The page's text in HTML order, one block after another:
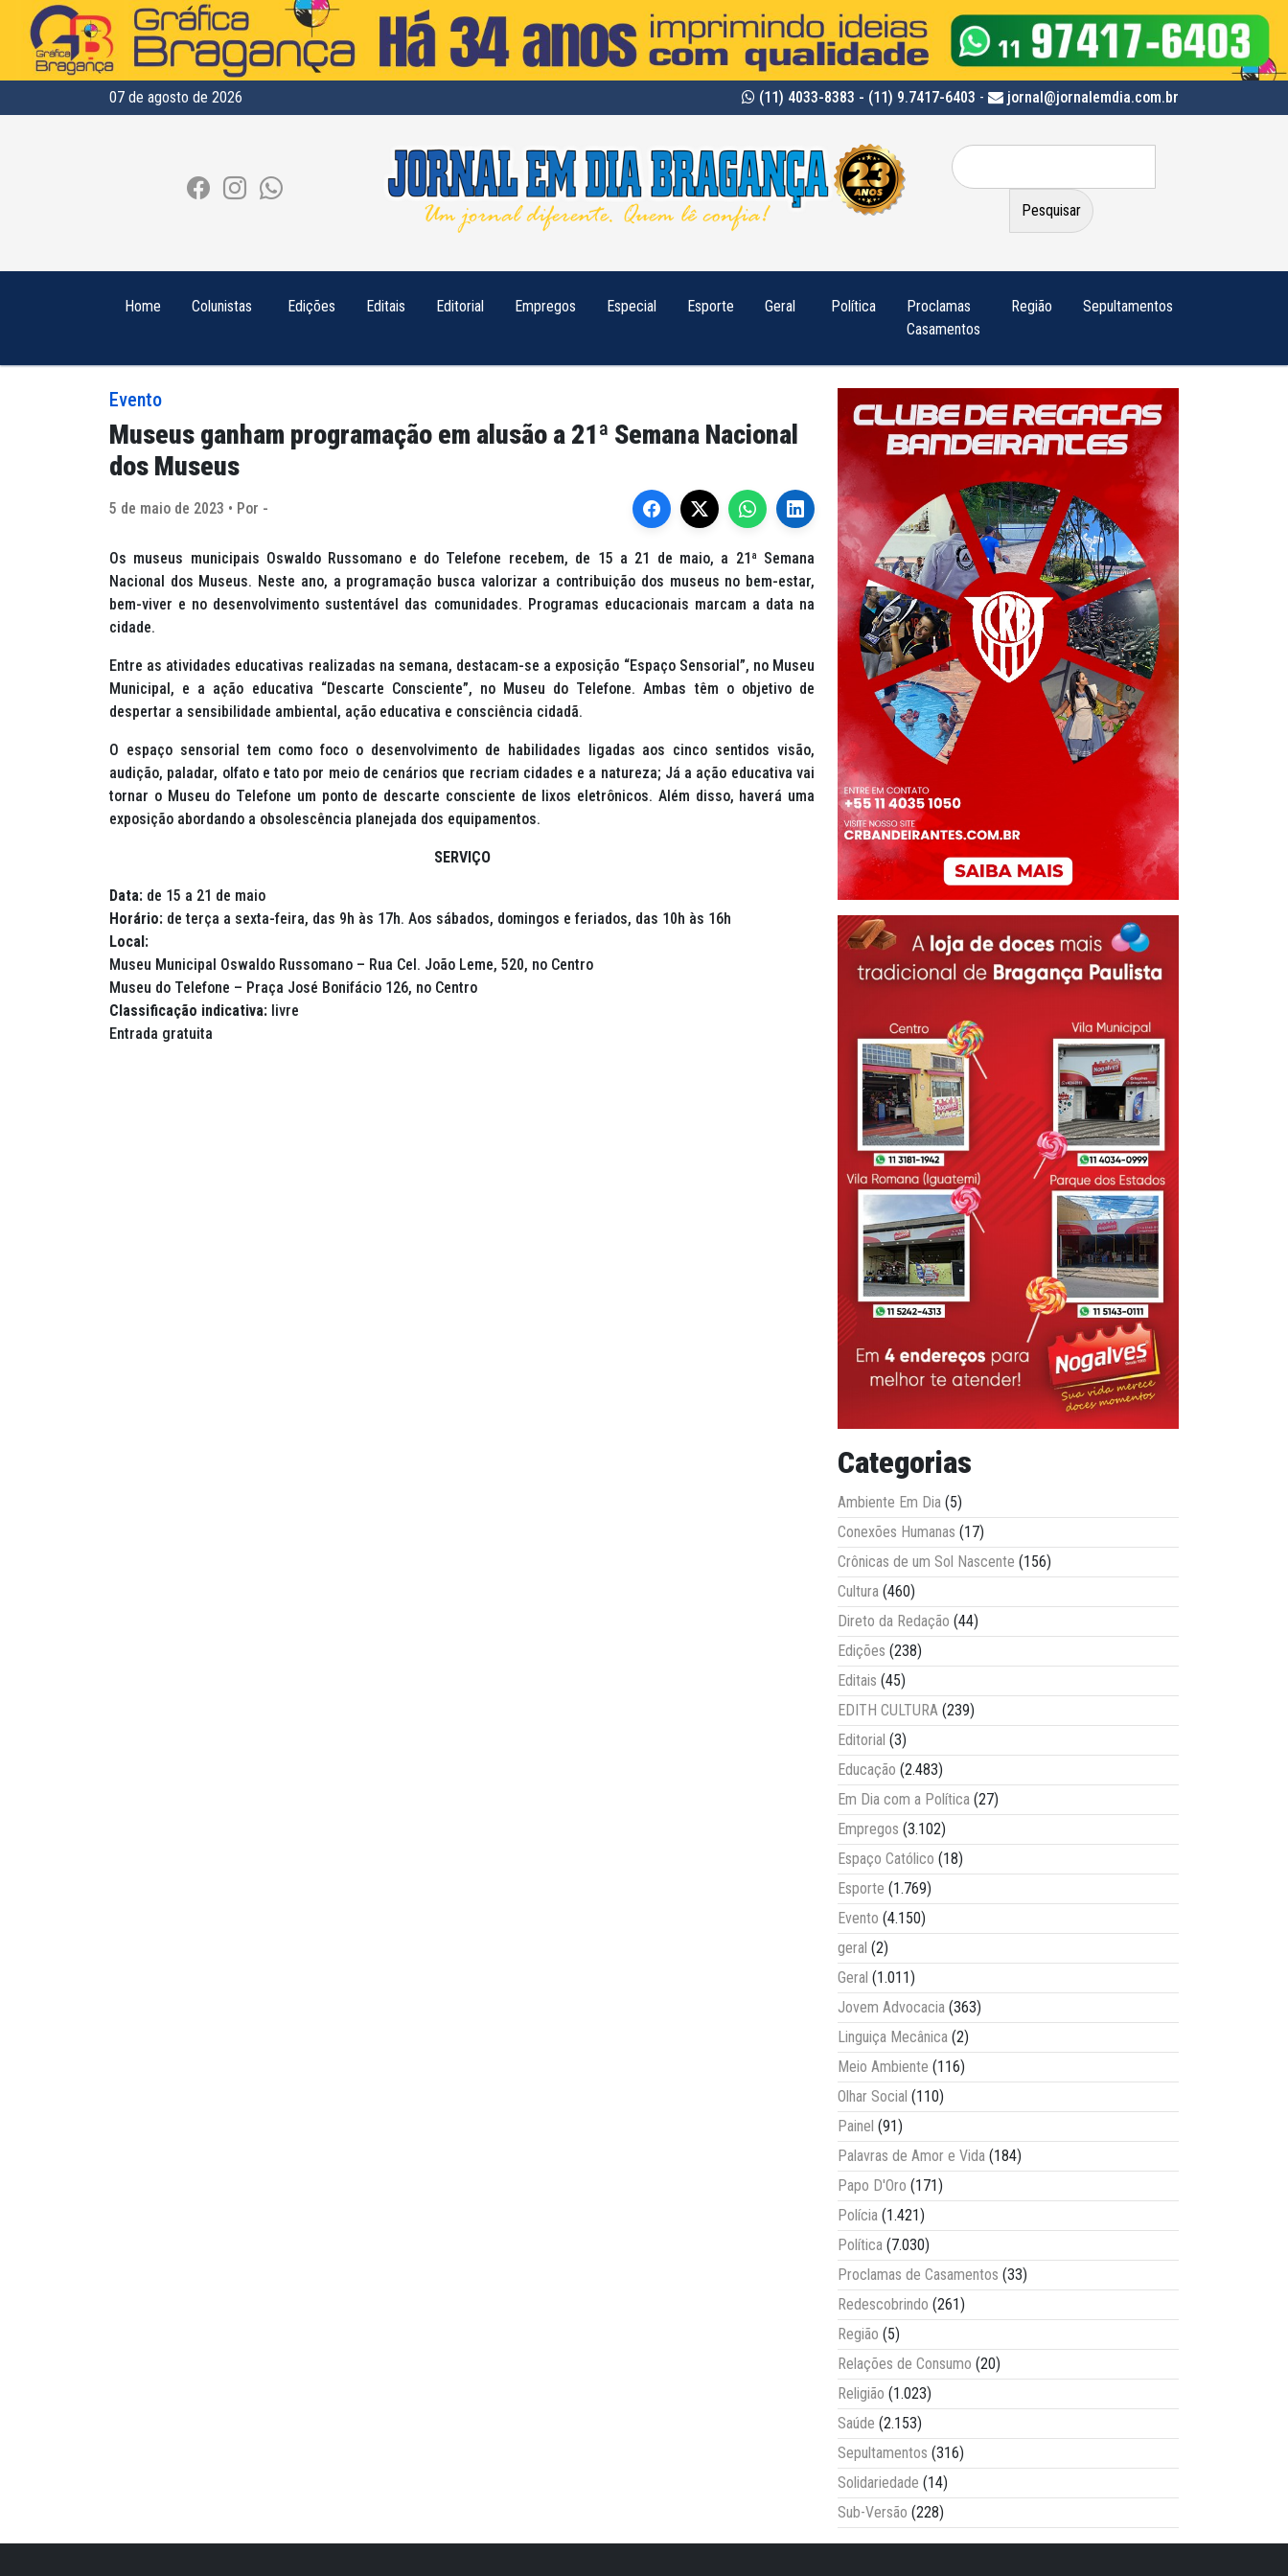
07 de agosto de 2026 (11) 4033-8383 - (11) 9.7417-6403 - jornal@jornalemdia.com.br
Pesquisar
por:
Home Colunistas Edições Editais Editorial Empregos Especial Esporte Geral Política
Proclamas
Casamentos
Região Sepultamentos
Evento
Museus ganham programação em alusão a 21ª Semana Nacional
dos Museus
5 de maio de 2023 • Por -
Os museus municipais Oswaldo Russomano e do Telefone recebem, de 15 a 21 de maio, a 21ª Semana
Nacional dos Museus. Neste ano, a programação busca valorizar a contribuição dos museus no bem-estar,
bem-viver e no desenvolvimento sustentável das comunidades. Programas educacionais marcam a data na
cidade.
Entre as atividades educativas realizadas na semana, destacam-se a exposição “Espaço Sensorial”, no Museu
Municipal, e a ação educativa “Descarte Consciente”, no Museu do Telefone. Ambas têm o objetivo de
despertar a sensibilidade ambiental, ação educativa e consciência cidadã.
O espaço sensorial tem como foco o desenvolvimento de habilidades ligadas aos cinco sentidos visão,
audição, paladar, olfato e tato por meio de cenários que recriam cidades e a natureza; Já a ação educativa vai
tornar o Museu do Telefone um ponto de descarte consciente de lixos eletrônicos. Além disso, haverá uma
exposição abordando a obsolescência planejada dos equipamentos.
SERVIÇO
Data: de 15 a 21 de maio
Horário: de terça a sexta-feira, das 9h às 17h. Aos sábados, domingos e feriados, das 10h às 16h
Local:
Museu Municipal Oswaldo Russomano – Rua Cel. João Leme, 520, no Centro
Museu do Telefone – Praça José Bonifácio 126, no Centro
Classificação indicativa: livre
Entrada gratuita
Categorias
Ambiente Em Dia (5)
Conexões Humanas (17)
Crônicas de um Sol Nascente (156)
Cultura (460)
Direto da Redação (44)
Edições (238)
Editais (45)
EDITH CULTURA (239)
Editorial (3)
Educação (2.483)
Em Dia com a Política (27)
Empregos (3.102)
Espaço Católico (18)
Esporte (1.769)
Evento (4.150)
geral (2)
Geral (1.011)
Jovem Advocacia (363)
Linguiça Mecânica (2)
Meio Ambiente (116)
Olhar Social (110)
Painel (91)
Palavras de Amor e Vida (184)
Papo D'Oro (171)
Polícia (1.421)
Política (7.030)
Proclamas de Casamentos (33)
Redescobrindo (261)
Região (5)
Relações de Consumo (20)
Religião (1.023)
Saúde (2.153)
Sepultamentos (316)
Solidariedade (14)
Sub-Versão (228)